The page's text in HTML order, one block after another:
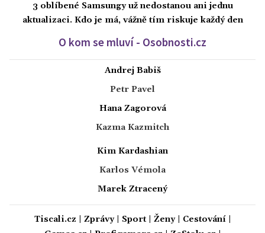
3 oblíbené Samsungy už nedostanou ani jednu
aktualizaci. Kdo je má, vážně tím riskuje každý den
O kom se mluví - Osobnosti.cz
Andrej Babiš
Petr Pavel
Hana Zagorová
Kazma Kazmitch
Kim Kardashian
Karlos Vémola
Marek Ztracený
Tiscali.cz Zprávy| Sport| Ženy| Cestování|